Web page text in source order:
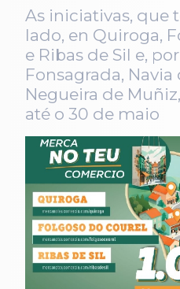
As iniciativas, que
lado, en Quiroga,
e Ribas de Sil e,
Fonsagrada, Navia
Negueira de
até o 30 de maio